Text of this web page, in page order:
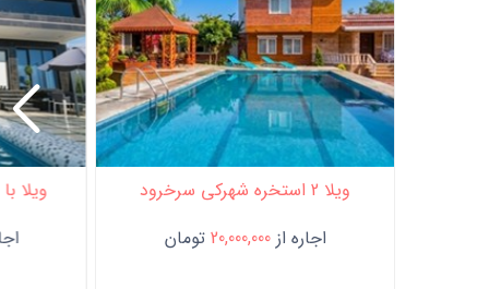
ویلا 2 استخره شهرکی سرخرود
اجاره از 20,000,000 تومان
ویلا